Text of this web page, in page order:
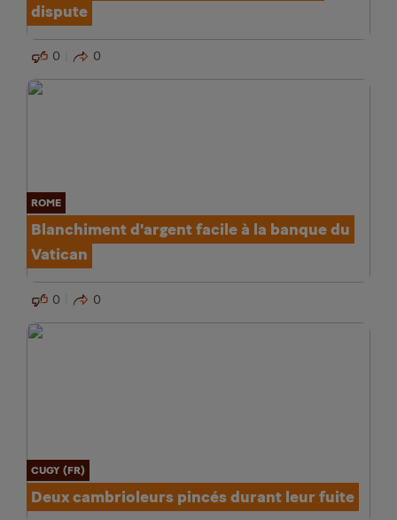
dispute
0 0
ROME
Blanchiment d'argent facile à la banque du
Vatican
0 0
CUGY (FR)
Deux cambrioleurs pincés durant leur fuite